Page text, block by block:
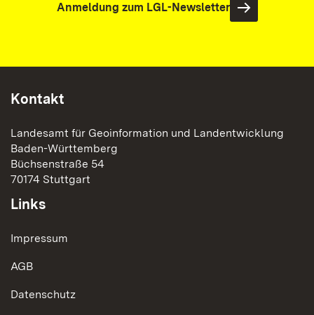
Anmeldung zum LGL-Newsletter
Kontakt
Landesamt für Geoinformation und Landentwicklung
Baden-Württemberg
Büchsenstraße 54
70174 Stuttgart
Links
Impressum
AGB
Datenschutz